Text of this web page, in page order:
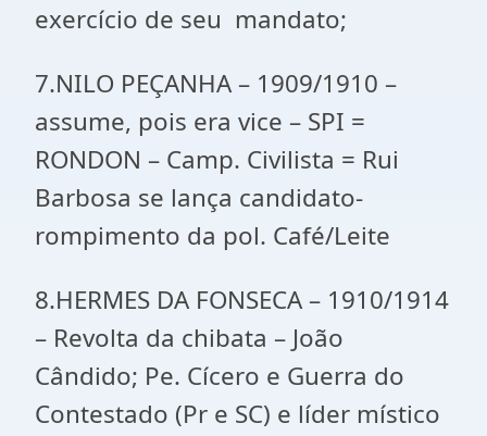
exercício de seu mandato;
7.NILO PEÇANHA – 1909/1910 –
assume, pois era vice – SPI =
RONDON – Camp. Civilista = Rui
Barbosa se lança candidato-
rompimento da pol. Café/Leite
8.HERMES DA FONSECA – 1910/1914
– Revolta da chibata – João
Cândido; Pe. Cícero e Guerra do
Contestado (Pr e SC) e líder místico